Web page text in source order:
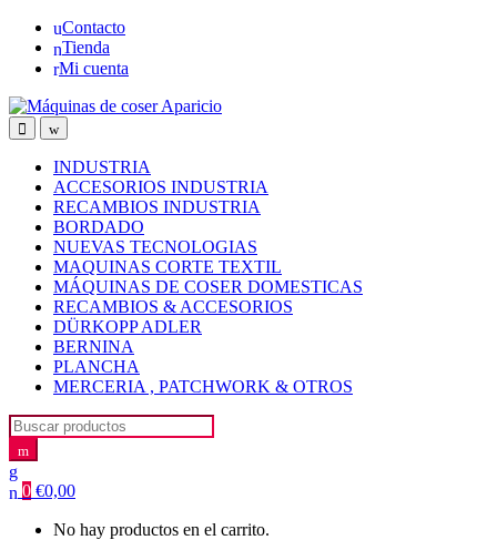
Skip
navigation
Skip
content
Contacto
Tienda
Mi cuenta
OpenClose
INDUSTRIA
ACCESORIOS INDUSTRIA
RECAMBIOS INDUSTRIA
BORDADO
NUEVAS TECNOLOGIAS
MAQUINAS CORTE TEXTIL
MÁQUINAS DE COSER DOMESTICAS
RECAMBIOS & ACCESORIOS
DÜRKOPP ADLER
BERNINA
PLANCHA
MERCERIA , PATCHWORK & OTROS
Search
for:
0 €0,00
No hay productos en el carrito.